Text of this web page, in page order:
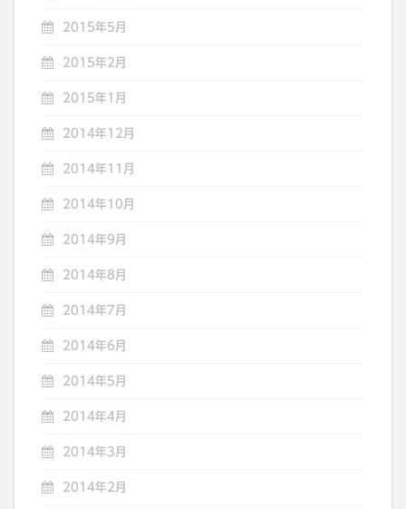
2015年5月
2015年2月
2015年1月
2014年12月
2014年11月
2014年10月
2014年9月
2014年8月
2014年7月
2014年6月
2014年5月
2014年4月
2014年3月
2014年2月